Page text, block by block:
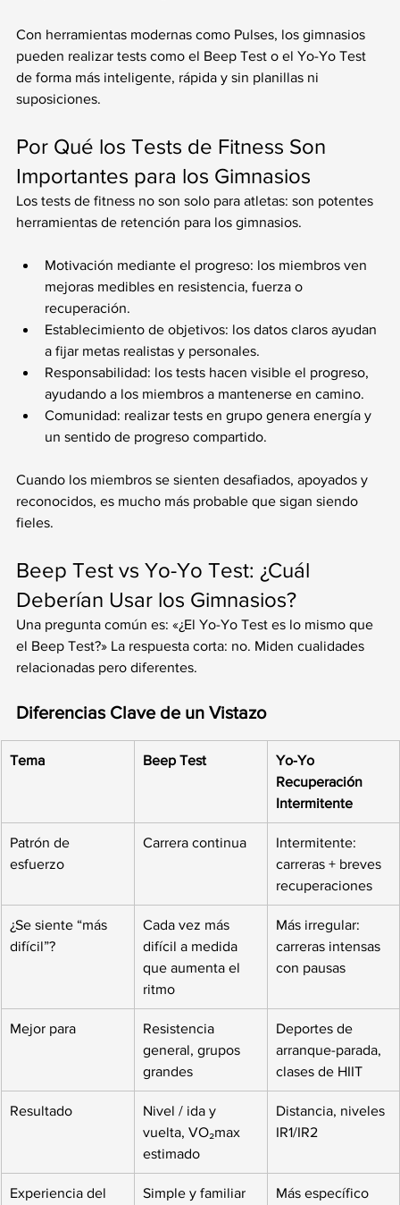
Con herramientas modernas como Pulses, los gimnasios
pueden realizar tests como el Beep Test o el Yo-Yo Test
de forma más inteligente, rápida y sin planillas ni
suposiciones.
Por Qué los Tests de Fitness Son
Importantes para los Gimnasios
Los tests de fitness no son solo para atletas: son potentes
herramientas de retención para los gimnasios.
Motivación mediante el progreso: los miembros ven
mejoras medibles en resistencia, fuerza o
recuperación.
Establecimiento de objetivos: los datos claros ayudan
a fijar metas realistas y personales.
Responsabilidad: los tests hacen visible el progreso,
ayudando a los miembros a mantenerse en camino.
Comunidad: realizar tests en grupo genera energía y
un sentido de progreso compartido.
Cuando los miembros se sienten desafiados, apoyados y
reconocidos, es mucho más probable que sigan siendo
fieles.
Beep Test vs Yo-Yo Test: ¿Cuál
Deberían Usar los Gimnasios?
Una pregunta común es: «¿El Yo-Yo Test es lo mismo que
el Beep Test?» La respuesta corta: no. Miden cualidades
relacionadas pero diferentes.
Diferencias Clave de un Vistazo
Tema Beep Test
Yo-Yo
Recuperación
Intermitente
Patrón de
esfuerzo
Carrera continua
Intermitente:
carreras + breves
recuperaciones
¿Se siente “más
difícil”?
Cada vez más
difícil a medida
que aumenta el
ritmo
Más irregular:
carreras intensas
con pausas
Mejor para
Resistencia
general, grupos
grandes
Deportes de
arranque-parada,
clases de HIIT
Resultado
Nivel / ida y
vuelta, VO₂max
estimado
Distancia, niveles
IR1/IR2
Experiencia del
Simple y familiar
Más específico